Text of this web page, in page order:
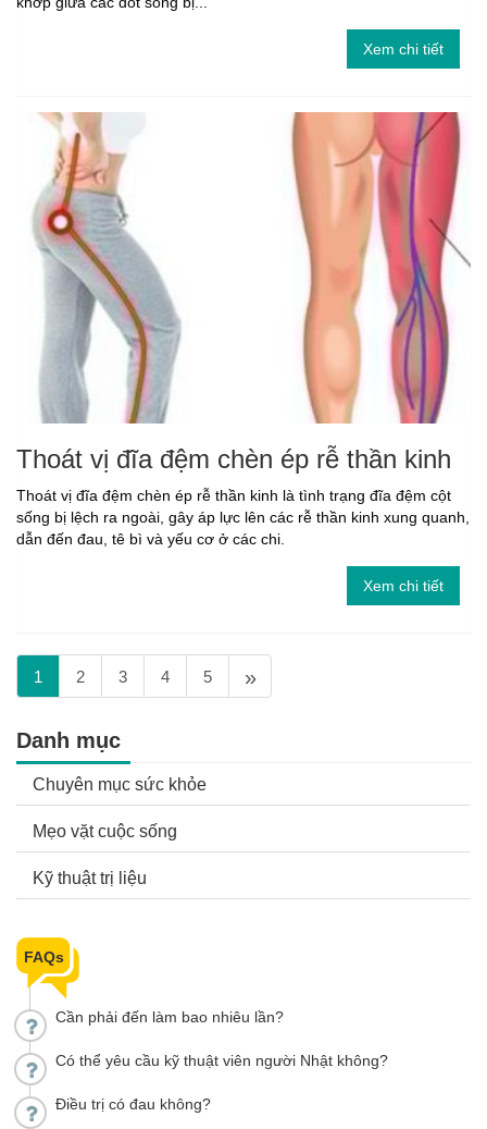
Xem chi tiết
Thoát vị đĩa đệm chèn ép rễ thần kinh
Thoát vị đĩa đệm chèn ép rễ thần kinh là tình trạng đĩa đệm cột
sống bị lệch ra ngoài, gây áp lực lên các rễ thần kinh xung quanh,
dẫn đến đau, tê bì và yếu cơ ở các chi.
Xem chi tiết
1 2 3 4 5 »
Danh mục
Chuyên mục sức khỏe
Mẹo vặt cuộc sống
Kỹ thuật trị liệu
FAQs
Cần phải đến làm bao nhiêu lần?
Có thể yêu cầu kỹ thuật viên người Nhật không?
Điều trị có đau không?